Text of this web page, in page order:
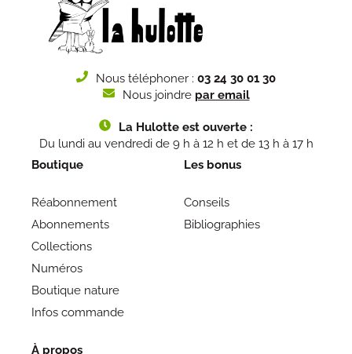
Nous téléphoner : 03 24 30 01 30
Nous joindre par email
La Hulotte est ouverte :
Du lundi au vendredi de 9 h à 12 h et de 13 h à 17 h
Boutique
Réabonnement
Abonnements
Collections
Numéros
Boutique nature
Infos commande
Les bonus
Conseils
Bibliographies
À propos